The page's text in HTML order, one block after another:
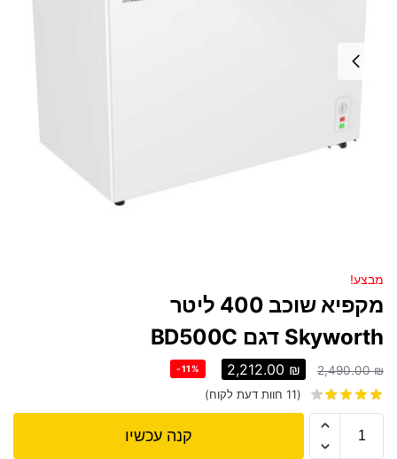
מבצע!
מקפיא שוכב 400 ליטר
Skyworth דגם BD500C
2,490.00₪
2,212.00 ₪
-11%
(
11 חוות דעת לקוח)
קנה עכשיו